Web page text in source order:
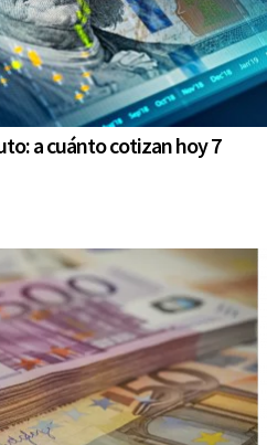
a cuánto cotizan hoy 7